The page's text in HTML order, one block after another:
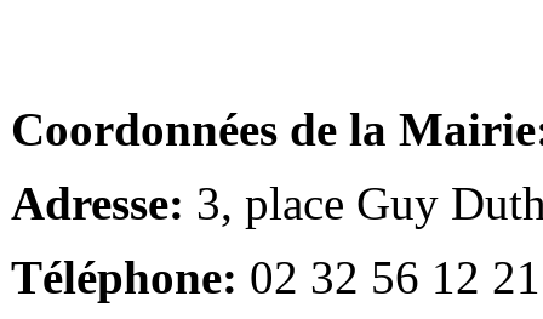
Coordonnées de la
Adresse: 3, place Guy
Téléphone: 02 32 56 12 21